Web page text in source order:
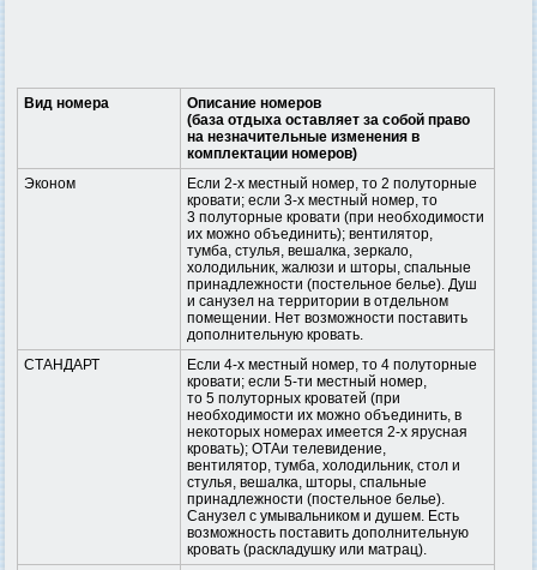
Вид номера
Описание номеров
(база отдыха оставляет за собой право
на незначительные изменения в
комплектации номеров)
Эконом
Если 2-х местный номер, то 2 полуторные
кровати; если 3-х местный номер, то
3 полуторные кровати (при необходимости
их можно объединить); вентилятор,
тумба, стулья, вешалка, зеркало,
холодильник, жалюзи и шторы, спальные
принадлежности (постельное белье). Душ
и санузел на территории в отдельном
помещении. Нет возможности поставить
дополнительную кровать.
СТАНДАРТ
Если 4-х местный номер, то 4 полуторные
кровати; если 5-ти местный номер,
то 5 полуторных кроватей (при
необходимости их можно объединить, в
некоторых номерах имеется 2-х ярусная
кровать); ОТАи телевидение,
вентилятор, тумба, холодильник, стол и
стулья, вешалка, шторы, спальные
принадлежности (постельное белье).
Санузел с умывальником и душем. Есть
возможность поставить дополнительную
кровать (раскладушку или матрац).